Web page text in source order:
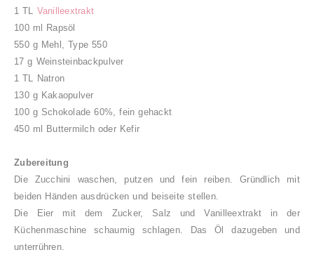
1 TL Vanilleextrakt
100 ml Rapsöl
550 g Mehl, Type 550
17 g Weinsteinbackpulver
1 TL Natron
130 g Kakaopulver
100 g Schokolade 60%, fein gehackt
450 ml Buttermilch oder Kefir
Zubereitung
Die Zucchini waschen, putzen und fein reiben. Gründlich mit
beiden Händen ausdrücken und beiseite stellen.
Die Eier mit dem Zucker, Salz und Vanilleextrakt in der
Küchenmaschine schaumig schlagen. Das Öl dazugeben und
unterrühren.